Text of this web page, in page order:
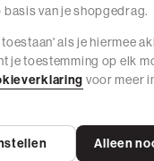
basis van je shopgedrag.
als je hiermee
je toestemming op elk
voor meer
Alleen